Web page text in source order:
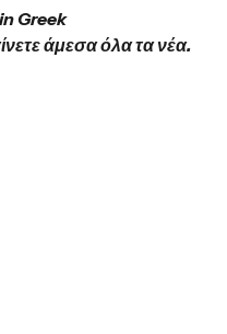
Greek
άμεσα όλα τα νέα.